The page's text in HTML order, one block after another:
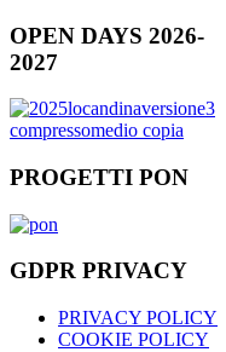
OPEN DAYS 2026-
2027
PROGETTI PON
GDPR PRIVACY
PRIVACY POLICY
COOKIE POLICY